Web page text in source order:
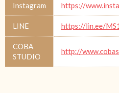
Instagram https://
LINE https://lin.ee/
COBA
STUDIO
http://